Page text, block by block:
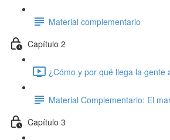
Material complementario
Capítulo 2
¿Cómo y por qué llega la gente
Material Complementario: El
Capítulo 3